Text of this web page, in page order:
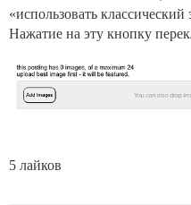
«использовать
Нажатие на эту кнопку
5 лайков